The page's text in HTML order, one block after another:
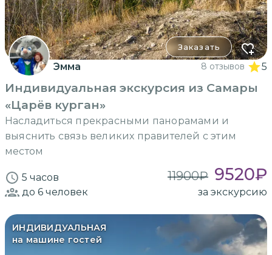
Заказать
Эмма 8 отзывов 5
Индивидуальная экскурсия из Самары
«Царёв курган»
Насладиться прекрасными панорамами и
выяснить связь великих правителей с этим
местом
5 часов 11900₽ 9520₽
до 6 человек за экскурсию
ИНДИВИДУАЛЬНАЯ
на машине гостей